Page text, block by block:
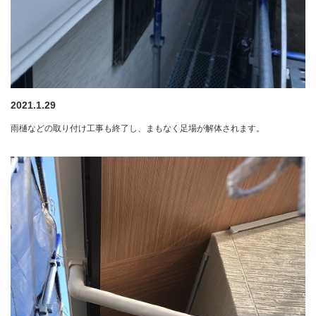
2021.1.29
雨樋などの取り付け工事も終了し、まもなく足場が解体されます。